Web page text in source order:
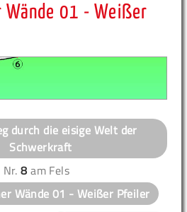
Wände 01 - Weißer
durch die eisige Welt der
Schwerkraft
Nr.8 am Fels
Wände 01 - Weißer Pfeiler